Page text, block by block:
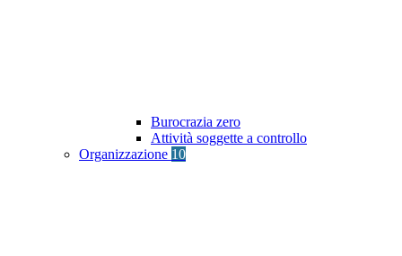
Burocrazia zero
Attività soggette a controllo
Organizzazione 10